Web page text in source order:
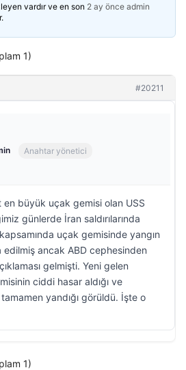
vardır ve en son 2 ay önce admin
1)
#20211
Anahtar yönetici
en büyük uçak gemisi olan USS
günlerde İran saldırılarında
uçak gemisinde yangın
edilmiş ancak ABD cephesinden
gelmişti. Yeni gelen
ciddi hasar aldığı ve
yandığı görüldü. İşte o
1)